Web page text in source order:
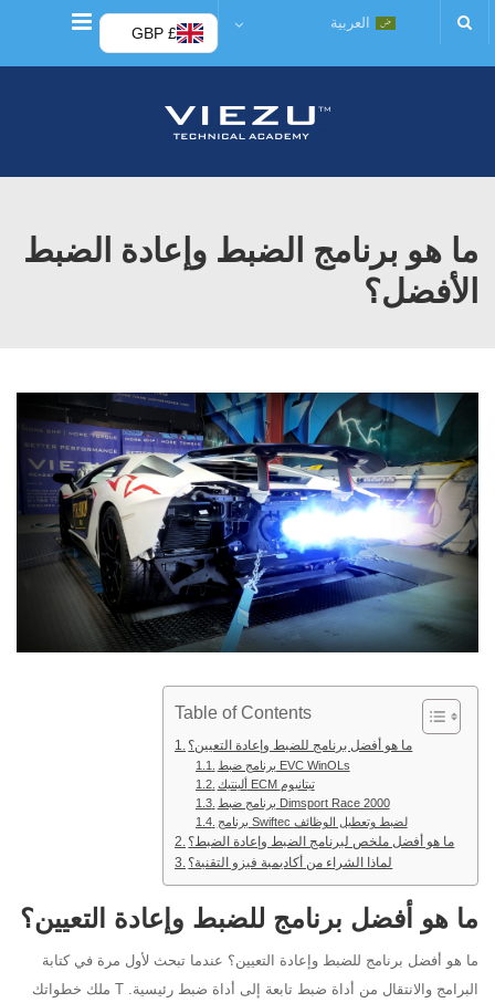
قائمة £ GBP
العربية
ما هو برنامج الضبط وإعادة الضبط
الأفضل؟
Table of Contents
ما هو أفضل برنامج للضبط وإعادة التعيين؟
برنامج ضبط EVC WinOLs
ألينتيك ECM تيتانيوم
برنامج ضبط Dimsport Race 2000
برنامج Swiftec لضبط وتعطيل الوظائف
ما هو أفضل ملخص لبرنامج الضبط وإعادة الضبط؟
لماذا الشراء من أكاديمية فيزو التقنية؟
ما هو أفضل برنامج للضبط وإعادة التعيين؟
ما هو أفضل برنامج للضبط وإعادة التعيين؟ عندما تبحث لأول مرة في كتابة
البرامج والانتقال من أداة ضبط تابعة إلى أداة ضبط رئيسية. T ملك خطواتك